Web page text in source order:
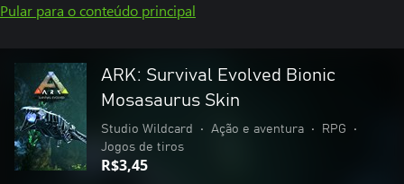
Pular para o conteúdo principal
ARK: Survival Evolved Bionic
Mosasaurus Skin
Studio Wildcard • Ação e aventura • RPG
•
Jogos de tiros
R$3,45